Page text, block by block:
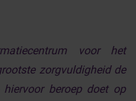
voor het
zorgvuldigheid de
beroep doet op